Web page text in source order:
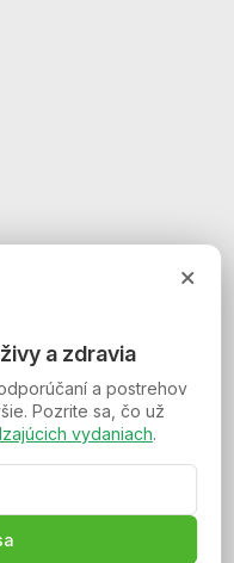
a zdravia
a postrehov
Pozrite sa, čo už
vydaniach.
a postrehov o zdraví